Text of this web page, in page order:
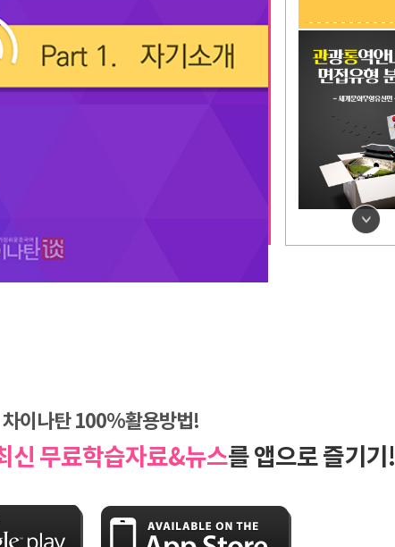
차이나탄 100%활용방법!
신 무료학습자료&뉴스를 앱으로 즐기기!